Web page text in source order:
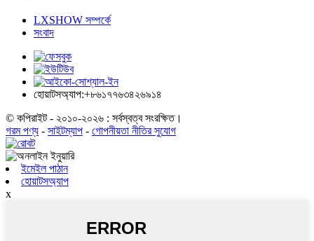
LXSHOW সম্পর্কে
সংবাদ
হোয়াটসঅ্যাপ:+৮৬১৭৭৬৩৪২৬৯১৪
© কপিরাইট - ২০১০-২০২৬ : সর্বস্বত্ব সংরক্ষিত।
গরম পণ্য - সাইটম্যাপ - গোপনীয়তা নীতির সুযোগ
ইমেইল পাঠান
হোয়াটসঅ্যাপ
x